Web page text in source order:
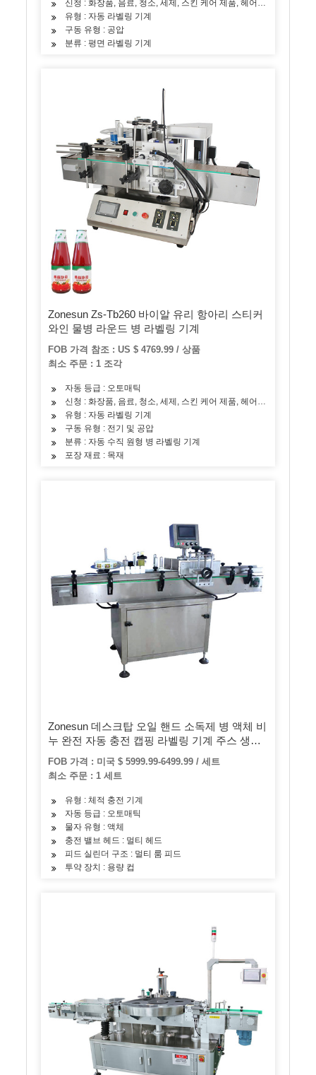
신청 : 화장품, 음료, 청소, 세제, 스킨 케어 제품, 헤어 케어 제품, 오
유형 : 자동 라벨링 기계
구동 유형 : 공압
분류 : 평면 라벨링 기계
Zonesun Zs-Tb260 바이알 유리 항아리 스티커
와인 물병 라운드 병 라벨링 기계
FOB 가격 참조 : US $ 4769.99 / 상품
최소 주문 : 1 조각
자동 등급 : 오토매틱
신청 : 화장품, 음료, 청소, 세제, 스킨 케어 제품, 헤어 케어 제품, 오
유형 : 자동 라벨링 기계
구동 유형 : 전기 및 공압
분류 : 자동 수직 원형 병 라벨링 기계
포장 재료 : 목재
Zonesun 데스크탑 오일 핸드 소독제 병 액체 비
누 완전 자동 충전 캡핑 라벨링 기계 주스 생산
FOB 가격 : 미국 $ 5999.99-6499.99 / 세트
최소 주문 : 1 세트
유형 : 체적 충전 기계
자동 등급 : 오토매틱
물자 유형 : 액체
충전 밸브 헤드 : 멀티 헤드
피드 실린더 구조 : 멀티 룸 피드
투약 장치 : 용량 컵